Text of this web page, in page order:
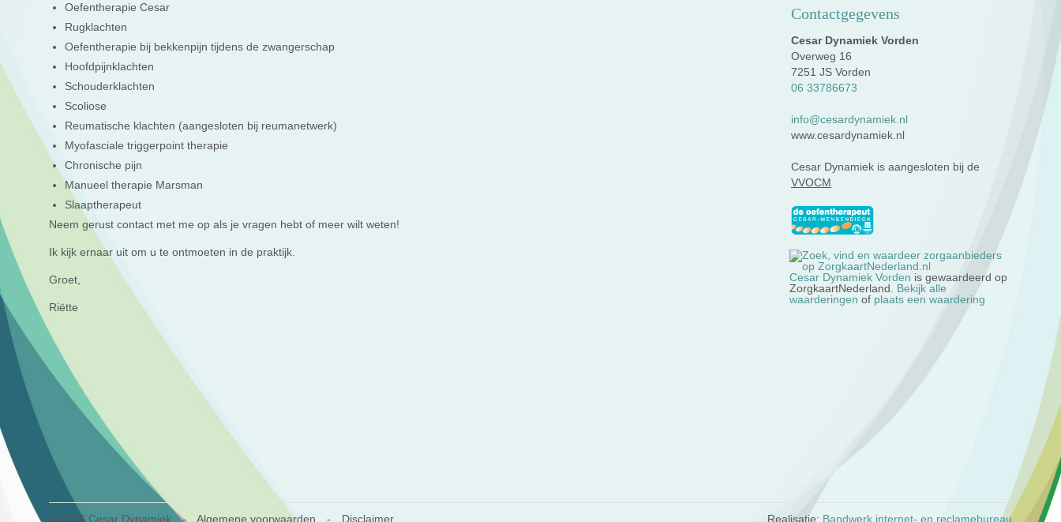
Oefentherapie Cesar
Rugklachten
Oefentherapie bij bekkenpijn tijdens de zwangerschap
Hoofdpijnklachten
Schouderklachten
Scoliose
Reumatische klachten (aangesloten bij reumanetwerk)
Myofasciale triggerpoint therapie
Chronische pijn
Manueel therapie Marsman
Slaaptherapeut
Neem gerust contact met me op als je vragen hebt of meer wilt weten!
Ik kijk ernaar uit om u te ontmoeten in de praktijk.
Groet,
Riëtte
Contactgegevens
Cesar Dynamiek Vorden
Overweg 16
7251 JS Vorden
06 33786673
info@cesardynamiek.nl
www.cesardynamiek.nl
Cesar Dynamiek is aangesloten bij de
VVOCM
Cesar Dynamiek Vorden is gewaardeerd op
ZorgkaartNederland. Bekijk alle
waarderingen of plaats een waardering
© 2026 Cesar Dynamiek - Algemene voorwaarden - Disclaimer Realisatie: Bandwerk internet- en reclamebureau